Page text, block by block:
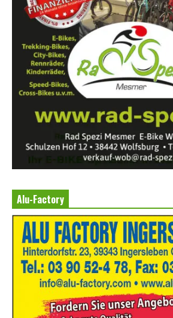
Alu-Factory